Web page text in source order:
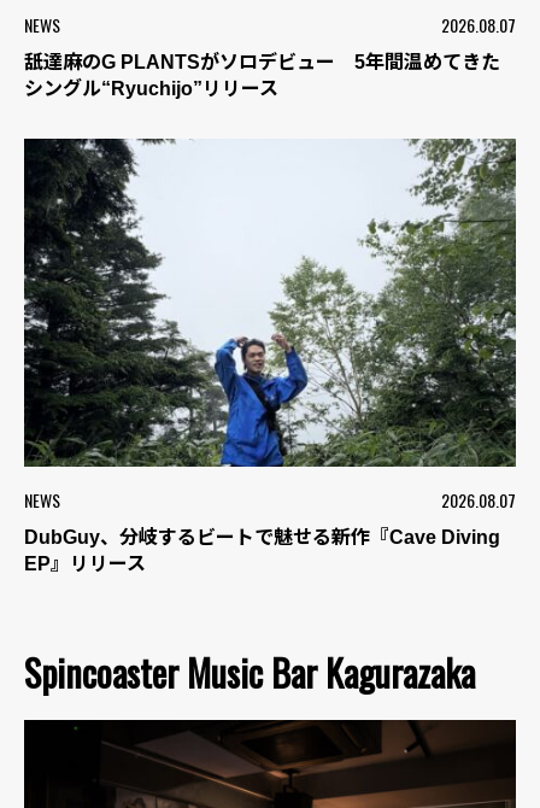
NEWS 2026.08.07
舐達麻のG PLANTSがソロデビュー 5年間温めてきた
シングル“Ryuchijo”リリース
NEWS 2026.08.07
DubGuy、分岐するビートで魅せる新作『Cave Diving
EP』リリース
Spincoaster Music Bar Kagurazaka